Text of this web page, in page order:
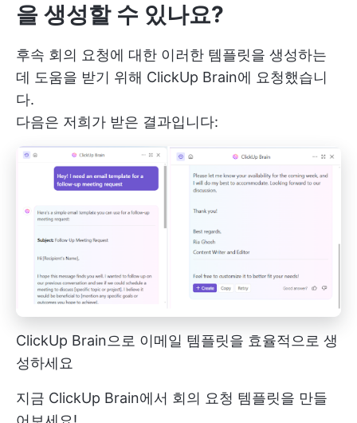
을 생성할 수 있나요?
후속 회의 요청에 대한 이러한 템플릿을 생성하는
데 도움을 받기 위해 ClickUp Brain에 요청했습니
다.
다음은 저희가 받은 결과입니다:
ClickUp Brain으로 이메일 템플릿을 효율적으로 생
성하세요
지금 ClickUp Brain에서 회의 요청 템플릿을 만들